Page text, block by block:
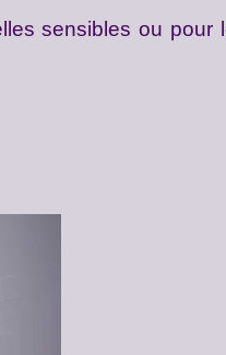
sensibles ou